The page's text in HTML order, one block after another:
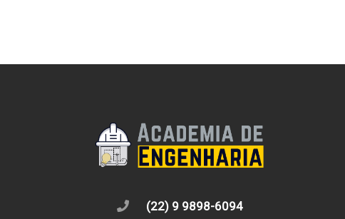
(22) 9 9898-6094